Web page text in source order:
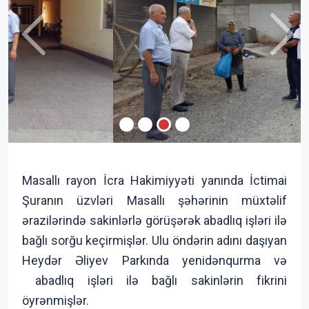
Previous Next
Masallı rayon İcra Hakimiyyəti yanında İctimai
Şuranın üzvləri Masallı şəhərinin müxtəlif
ərazilərində sakinlərlə görüşərək abadlıq işləri ilə
bağlı sorğu keçirmişlər. Ulu öndərin adını daşıyan
Heydər Əliyev Parkında yenidənqurma və
abadlıq işləri ilə bağlı sakinlərin fikrini
öyrənmişlər.